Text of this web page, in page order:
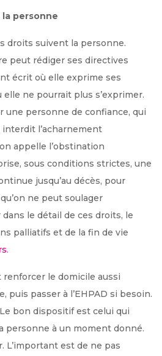
personne
droits suivent la personne.
peut rédiger ses directives
écrit où elle exprime ses
ne pourrait plus s’exprimer.
une personne de confiance, qui
interdit l’acharnement
appelle l’obstination
sous conditions strictes, une
jusqu’au décès, pour
ne peut soulager
le détail de ces droits, le
palliatifs et de la fin de vie
.
le domicile aussi
puis passer à l’EHPAD si besoin.
bon dispositif est celui qui
personne à un moment donné.
L’important est de ne pas